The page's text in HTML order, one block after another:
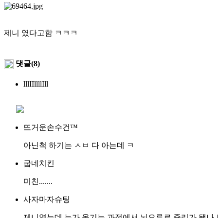
제니 였다고함 ㅋㅋㅋ
댓글(8)
lllIIllllIll
뜨거운손수건™
아닌척 하기는 ㅅㅂ 다 아는데 ㅋ
굽네치킨
미친.......
사자마자슈팅